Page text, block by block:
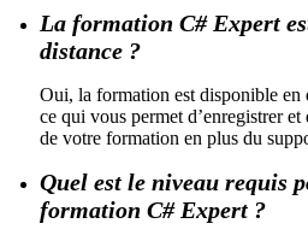
La formation C# Expert
distance ?
Oui, la formation est disponible en
ce qui vous permet d’enregistrer
de votre formation en plus du
Quel est le niveau requis
formation C# Expert ?